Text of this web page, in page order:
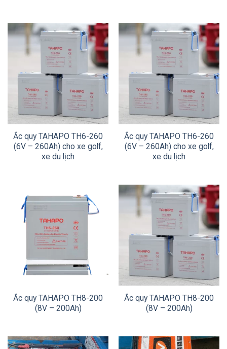
Ắc quy TAHAPO TH6-260
(6V – 260Ah) cho xe golf,
xe du lịch
Ắc quy TAHAPO TH6-260
(6V – 260Ah) cho xe golf,
xe du lịch
Ắc quy TAHAPO TH8-200
(8V – 200Ah)
Ắc quy TAHAPO TH8-200
(8V – 200Ah)